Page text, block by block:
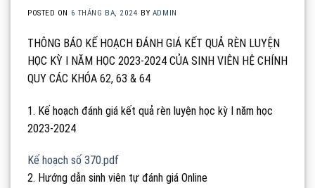
POSTED ON 6 THÁNG BA, 2024 BY ADMIN
THÔNG BÁO KẾ HOẠCH ĐÁNH GIÁ KẾT QUẢ RÈN LUYỆN
HỌC KỲ I NĂM HỌC 2023-2024 CỦA SINH VIÊN HỆ CHÍNH
QUY CÁC KHÓA 62, 63 & 64
1. Kế hoạch đánh giá kết quả rèn luyện học kỳ I năm học
2023-2024
Kế hoạch số 370.pdf
2. Hướng dẫn sinh viên tự đánh giá Online